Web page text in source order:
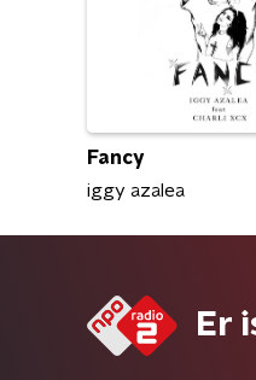
Fancy
iggy azalea
Er